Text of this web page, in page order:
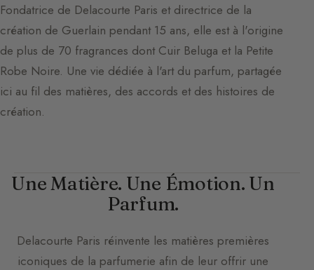
Fondatrice de Delacourte Paris et directrice de la
création de Guerlain pendant 15 ans, elle est à l'origine
de plus de 70 fragrances dont Cuir Beluga et la Petite
Robe Noire. Une vie dédiée à l'art du parfum, partagée
ici au fil des matières, des accords et des histoires de
création.
Une Matière. Une Émotion. Un
Parfum.
Delacourte Paris réinvente les matières premières
iconiques de la parfumerie afin de leur offrir une